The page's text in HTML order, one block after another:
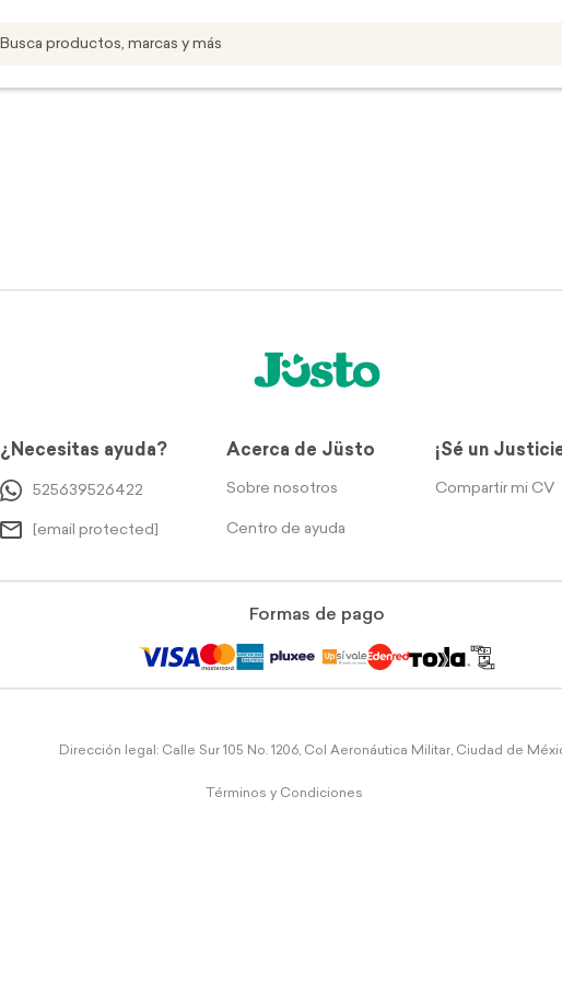
¿Necesitas ayuda?
525639526422
[email protected]
Acerca de Jüsto
Sobre nosotros
Centro de ayuda
¡Sé un
Compartir mi CV
Formas de pago
Dirección legal: Calle Sur 105 No. 1206, Col Aeronáutica Militar, Ciudad de
Términos y Condiciones